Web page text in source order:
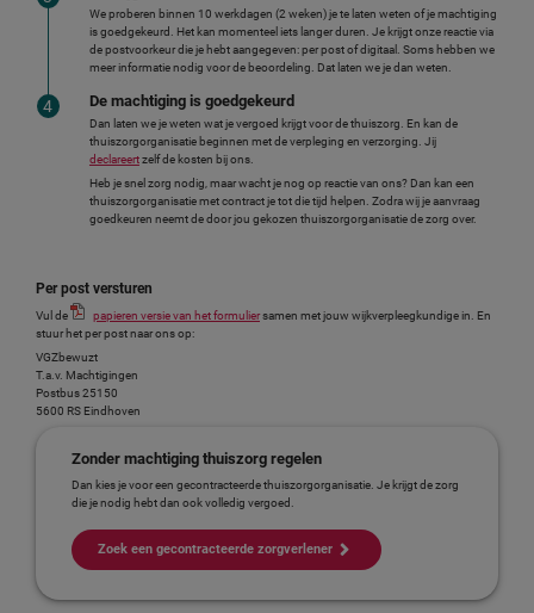
We proberen binnen 10 werkdagen (2 weken) je te laten weten of je machtiging
is goedgekeurd. Het kan momenteel iets langer duren. Je krijgt onze reactie via
de postvoorkeur die je hebt aangegeven: per post of digitaal. Soms hebben we
meer informatie nodig voor de beoordeling. Dat laten we je dan weten.
De machtiging is goedgekeurd
Dan laten we je weten wat je vergoed krijgt voor de thuiszorg. En kan de
thuiszorgorganisatie beginnen met de verpleging en verzorging. Jij
declareertzelf de kosten bij ons.
Heb je snel zorg nodig, maar wacht je nog op reactie van ons? Dan kan een
thuiszorgorganisatie met contract je tot die tijd helpen. Zodra wij je aanvraag
goedkeuren neemt de door jou gekozen thuiszorgorganisatie de zorg over.
Per post versturen
Vul de papieren versie van het formuliersamen met jouw wijkverpleegkundige in. En
stuur het per post naar ons op:
VGZbewuzt
T.a.v. Machtigingen
Postbus 25150
5600 RS Eindhoven
Zonder machtiging thuiszorg regelen
Dan kies je voor een gecontracteerde thuiszorgorganisatie. Je krijgt de zorg
die je nodig hebt dan ook volledig vergoed.
Zoek een gecontracteerde zorgverlener